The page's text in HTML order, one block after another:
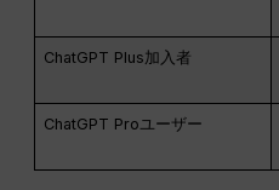
ChatGPT Plus加入者
ChatGPT Proユーザー